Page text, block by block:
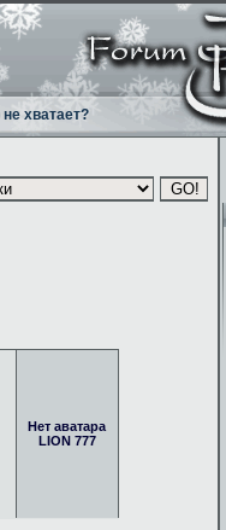
не хватает?
Нет аватара
LION 777